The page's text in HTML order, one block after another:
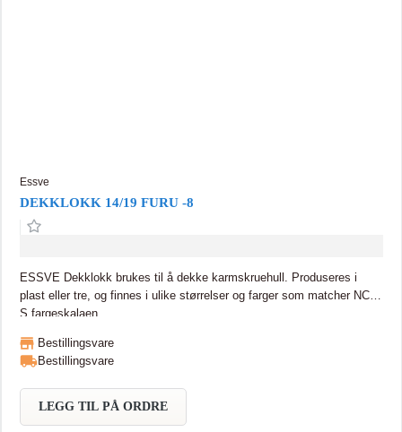
Essve
DEKKLOKK 14/19 FURU -8
ESSVE Dekklokk brukes til å dekke karmskruehull. Produseres i
plast eller tre, og finnes i ulike størrelser og farger som matcher NCS-
S fargeskalaen.
Bestillingsvare
Bestillingsvare
LEGG TIL PÅ ORDRE